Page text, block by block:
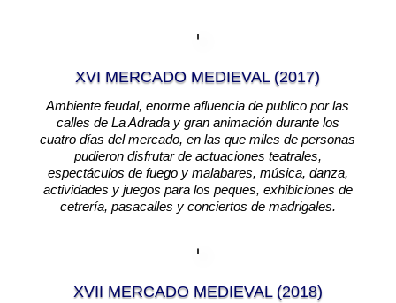
XVI MERCADO MEDIEVAL (2017)
Ambiente feudal, enorme afluencia de publico por las
calles de La Adrada y gran animación durante los
cuatro días del mercado, en las que miles de personas
pudieron disfrutar de actuaciones teatrales,
espectáculos de fuego y malabares, música, danza,
actividades y juegos para los peques, exhibiciones de
cetrería, pasacalles y conciertos de madrigales.
XVII MERCADO MEDIEVAL (2018)